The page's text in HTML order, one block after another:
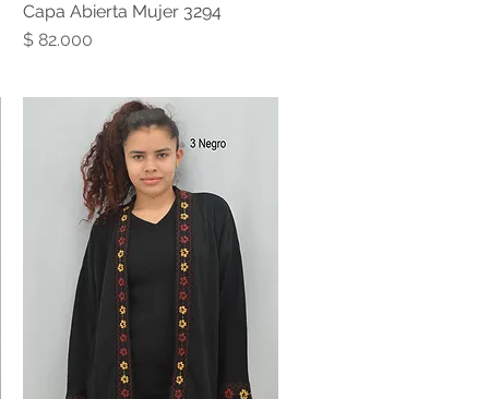
Capa Abierta Mujer 3294
Precio
$ 82.000